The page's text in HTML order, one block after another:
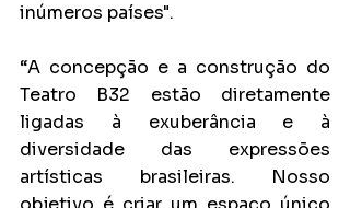
inúmeros países".
“A concepção e a construção do
Teatro B32 estão diretamente
ligadas à exuberância e à
diversidade das expressões
artísticas brasileiras. Nosso